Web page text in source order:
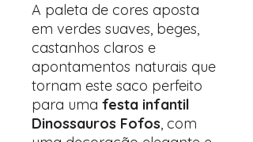
A paleta de cores aposta
em verdes suaves, beges,
castanhos claros e
apontamentos naturais que
tornam este saco perfeito
para uma festa infantil
Dinossauros Fofos, com